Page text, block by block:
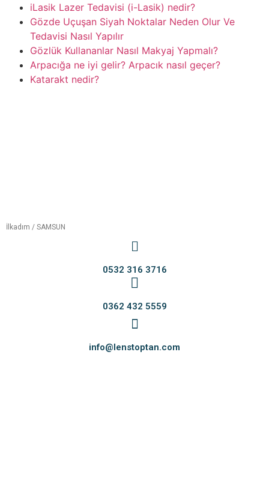
iLasik Lazer Tedavisi (i-Lasik) nedir?
Gözde Uçuşan Siyah Noktalar Neden Olur Ve
Tedavisi Nasıl Yapılır
Gözlük Kullananlar Nasıl Makyaj Yapmalı?
Arpacığa ne iyi gelir? Arpacık nasıl geçer?
Katarakt nedir?
İlkadım / SAMSUN
0532 316 3716
0362 432 5559
info@lenstoptan.com